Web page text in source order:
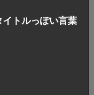
トルっぽい言葉